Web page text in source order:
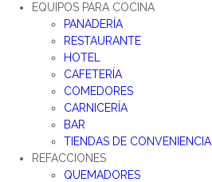
EQUIPOS PARA COCINA
PANADERÍA
RESTAURANTE
HOTEL
CAFETERÍA
COMEDORES
CARNICERÍA
BAR
TIENDAS DE CONVENIENCIA
REFACCIONES
QUEMADORES